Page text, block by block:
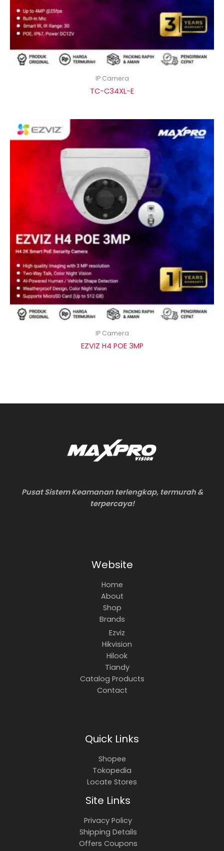
IP Camera
TC-C34XL-E
IP Camera
EZVIZ H4 POE 3MP
Pusat Sistem Keamanan terlengkap, termurah &
terpercaya!
Website
Home
About
Shop
Brands
Ezviz
Hikvision
Hilook
Tiandy
Catalog Products
Contact
Quick Links
Shopee
Tokopedia
Locate Stores
Site Links
Privacy Policy
Shipping Details
Offers Coupons